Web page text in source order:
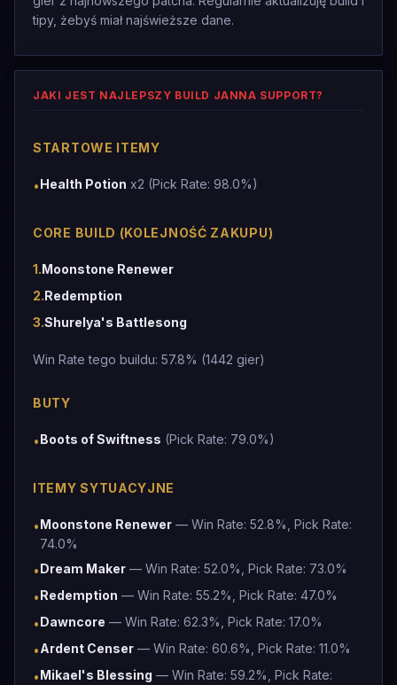
tipy, żebyś miał najświeższe dane.
JAKI JEST NAJLEPSZY BUILD JANNA SUPPORT?
STARTOWE ITEMY
•Health Potion x2 (Pick Rate: 98.0%)
CORE BUILD (KOLEJNOŚĆ ZAKUPU)
1.Moonstone Renewer
2.Redemption
3.Shurelya's Battlesong
Win Rate tego buildu: 57.8% (1442 gier)
BUTY
•Boots of Swiftness (Pick Rate: 79.0%)
ITEMY SYTUACYJNE
•Moonstone Renewer — Win Rate: 52.8%, Pick Rate:
74.0%
•Dream Maker — Win Rate: 52.0%, Pick Rate: 73.0%
•Redemption — Win Rate: 55.2%, Pick Rate: 47.0%
•Dawncore — Win Rate: 62.3%, Pick Rate: 17.0%
•Ardent Censer — Win Rate: 60.6%, Pick Rate: 11.0%
•Mikael's Blessing — Win Rate: 59.2%, Pick Rate: